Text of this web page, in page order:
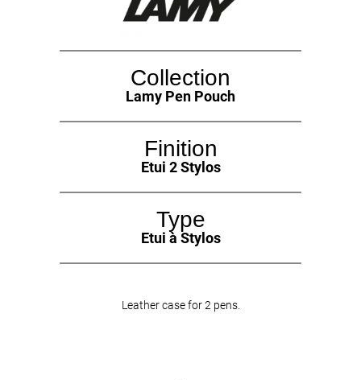
Collection
Lamy Pen Pouch
Finition
Etui 2 Stylos
Type
Etui à Stylos
Leather case for 2 pens.